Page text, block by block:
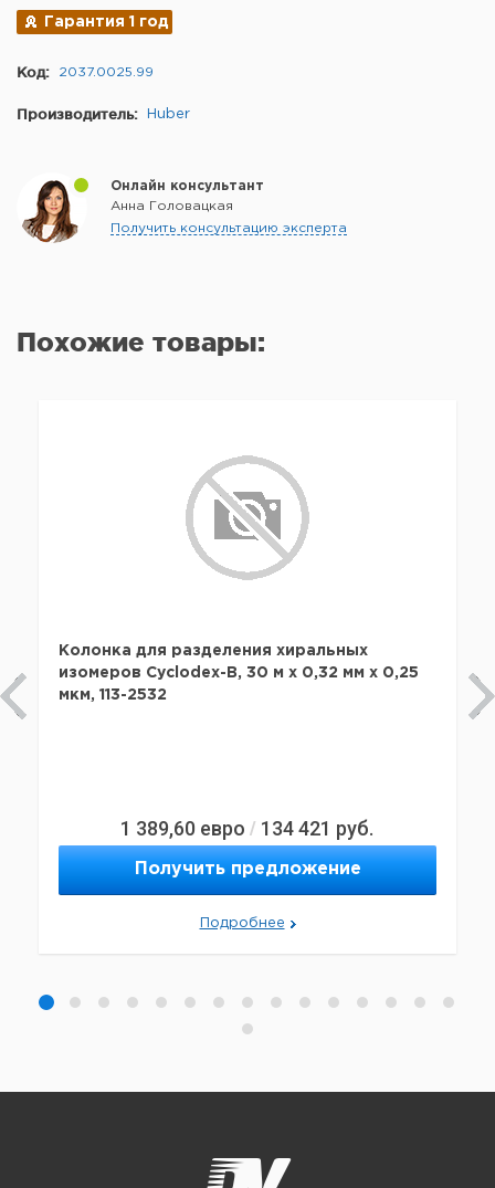
Гарантия 1 год
Код: 2037.0025.99
Производитель: Huber
Онлайн консультант
Анна Головацкая
Получить консультацию эксперта
Похожие товары:
Колонка для разделения хиральных
изомеров Cyclodex-B, 30 м x 0,32 мм x 0,25
мкм, 113-2532
1 389,60 евро / 134 421 руб.
Получить предложение
Подробнее